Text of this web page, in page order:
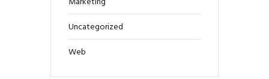
Uncategorized
Web